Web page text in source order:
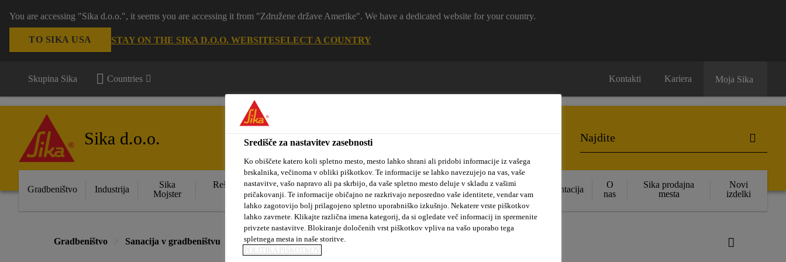
You are accessing "Sika d.o.o.", it seems you are accessing it from "Združene države Amerike". We have a dedicated website for your country.
TO SIKA USA STAY ON THE SIKA D.O.O. WEBSITESELECT A COUNTRY
Skupina Sika Countries Kontakti Kariera Moja Sika
Sika d.o.o.
Gradbeništvo Industrija
Sika
Mojster
Rešitve za stanovanjske
objekte
Sika hidroizolacijske
rešitve
Kotiček za
arhitekte
Dokumentacija
O
nas
Sika prodajna
mesta
Novi
izdelki
Gradbeništvo Sanacija v gradbeništvu Ojačevanje konstrukcij
Središče za nastavitev zasebnosti
Ko obiščete katero koli spletno mesto, mesto lahko shrani ali pridobi informacije iz vašega
brskalnika, večinoma v obliki piškotkov. Te informacije se lahko navezujejo na vas, vaše
nastavitve, vašo napravo ali pa skrbijo, da vaše spletno mesto deluje v skladu z vašimi
pričakovanji. Te informacije običajno ne razkrivajo neposredno vaše identitete, vendar vam
lahko zagotovijo bolj prilagojeno spletno uporabniško izkušnjo. Nekatere vrste piškotkov
lahko zavrnete. Klikajte različna imena kategorij, da si ogledate več informacij in spremenite
privzete nastavitve. Blokiranje določenih vrst piškotkov vpliva na vašo uporabo tega
spletnega mesta in naše storitve.
POLITIKA PIŠKOTKOV